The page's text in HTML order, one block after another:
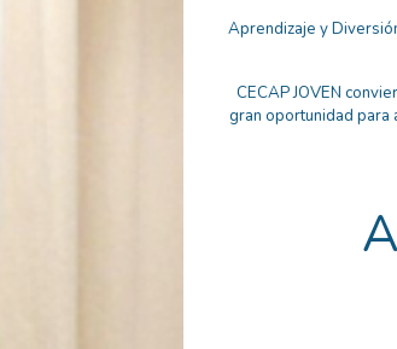
Aprendizaje y
CECAP JOVEN
gran oportunidad para